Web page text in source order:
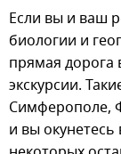
Если вы и ваш
биологии и
прямая дорога
экскурсии.
Симферополе,
и вы